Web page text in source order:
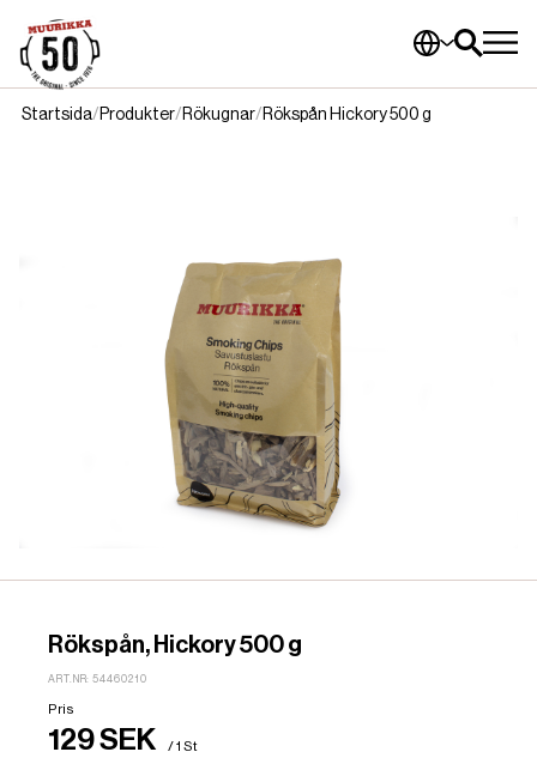
Startsida Produkter Rökugnar Rökspån Hickory 500 g
Rökspån, Hickory 500 g
ART.NR: 54460210
Pris
129 SEK / 1 St